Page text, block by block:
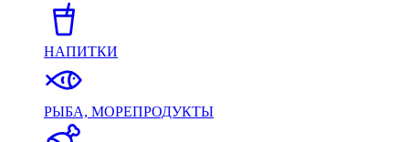
НАПИТКИ
РЫБА, МОРЕПРОДУКТЫ